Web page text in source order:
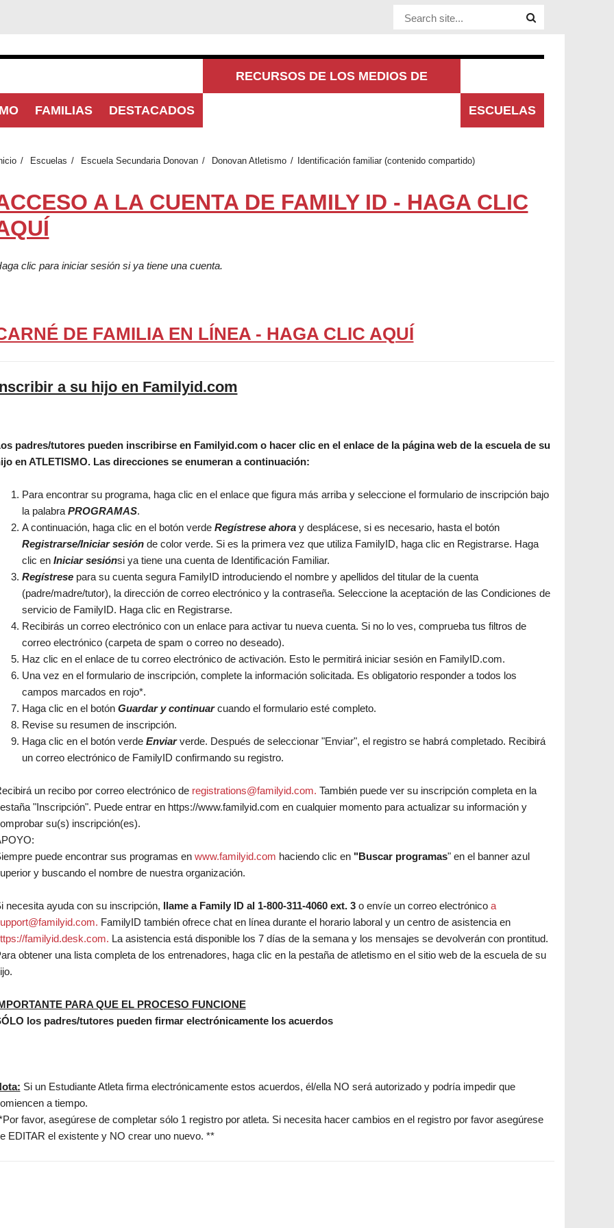
Website Site
FAMILIAS DESTACADOS
RECURSOS DE LOS MEDIOS DE
ESCUELAS
Escuelas Escuela Secundaria Donovan Donovan Atletismo Identificación familiar (contenido compartido)
A LA CUENTA DE FAMILY ID - HAGA CLIC
clic para iniciar sesión si ya tiene una cuenta.
DE FAMILIA EN LÍNEA - HAGA CLIC AQUÍ
a su hijo en Familyid.com
padres/tutores pueden inscribirse en Familyid.com o hacer clic en el enlace de la página web de la escuela de su
en ATLETISMO. Las direcciones se enumeran a continuación:
Para encontrar su programa, haga clic en el enlace que figura más arriba y seleccione el formulario de inscripción bajo
la palabra PROGRAMAS.
A continuación, haga clic en el botón verde Regístrese ahoray desplácese, si es necesario, hasta el botón
Registrarse/Iniciar sesiónde color verde. Si es la primera vez que utiliza FamilyID, haga clic en Registrarse. Haga
clic enIniciar sesiónsi ya tiene una cuenta de Identificación Familiar.
Regístresepara su cuenta segura FamilyID introduciendo el nombre y apellidos del titular de la cuenta
(padre/madre/tutor), la dirección de correo electrónico y la contraseña. Seleccione la aceptación de las Condiciones de
servicio de FamilyID. Haga clic en Registrarse.
Recibirás un correo electrónico con un enlace para activar tu nueva cuenta. Si no lo ves, comprueba tus filtros de
correo electrónico (carpeta de spam o correo no deseado).
Haz clic en el enlace de tu correo electrónico de activación. Esto le permitirá iniciar sesión en FamilyID.com.
Una vez en el formulario de inscripción, complete la información solicitada. Es obligatorio responder a todos los
campos marcados en rojo*.
Haga clic en el botón Guardar y continuarcuando el formulario esté completo.
Revise su resumen de inscripción.
Haga clic en el botón verde Enviarverde. Después de seleccionar "Enviar", el registro se habrá completado. Recibirá
un correo electrónico de FamilyID confirmando su registro.
un recibo por correo electrónico de registrations@familyid.com. También puede ver su inscripción completa en la
"Inscripción". Puede entrar en https://www.familyid.com en cualquier momento para actualizar su información y
su(s) inscripción(es).
puede encontrar sus programas en www.familyid.com haciendo clic en "Buscar programas" en el banner azul
y buscando el nombre de nuestra organización.
necesita ayuda con su inscripción, llame a Family ID al 1-800-311-4060 ext. 3o envíe un correo electrónico a
FamilyID también ofrece chat en línea durante el horario laboral y un centro de asistencia en
familyid.desk.com. La asistencia está disponible los 7 días de la semana y los mensajes se devolverán con prontitud.
obtener una lista completa de los entrenadores, haga clic en la pestaña de atletismo en el sitio web de la escuela de su
PARA QUE EL PROCESO FUNCIONE
los padres/tutores pueden firmar electrónicamente los acuerdos
Si un Estudiante Atleta firma electrónicamente estos acuerdos, él/ella NO será autorizado y podría impedir que
a tiempo.
favor, asegúrese de completar sólo 1 registro por atleta. Si necesita hacer cambios en el registro por favor asegúrese
EDITAR el existente y NO crear uno nuevo. **